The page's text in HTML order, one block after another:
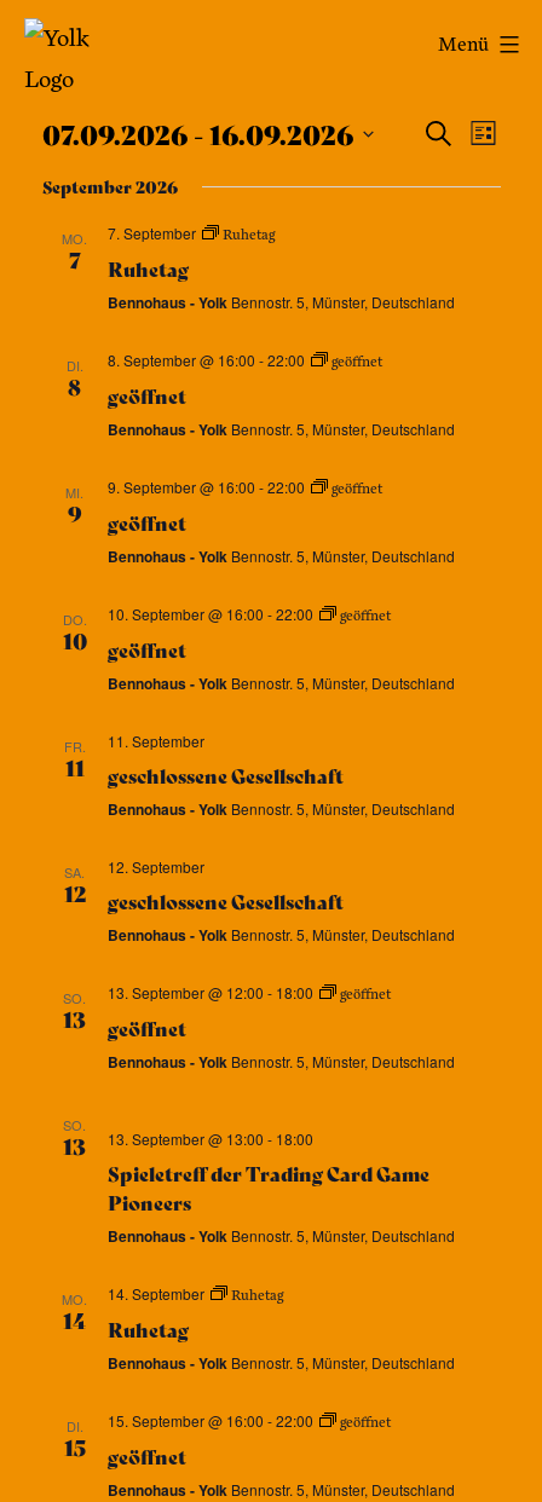
Zum
springen
Yolk
-
Das
Bennohaus
Menü
Suche Liste
07.09.2026 - 16.09.2026
wählen.
September 2026
MO.
7
7. September Ruhetag
Ruhetag
Bennohaus - Yolk Bennostr. 5, Münster, Deutschland
DI.
8
8. September @ 16:00 -22:00 geöffnet
geöffnet
Bennohaus - Yolk Bennostr. 5, Münster, Deutschland
MI.
9
9. September @ 16:00 -22:00 geöffnet
geöffnet
Bennohaus - Yolk Bennostr. 5, Münster, Deutschland
DO.
10
10. September @ 16:00 -22:00 geöffnet
geöffnet
Bennohaus - Yolk Bennostr. 5, Münster, Deutschland
FR.
11
11. September
geschlossene Gesellschaft
Bennohaus - Yolk Bennostr. 5, Münster, Deutschland
SA.
12
12. September
geschlossene Gesellschaft
Bennohaus - Yolk Bennostr. 5, Münster, Deutschland
SO.
13
13. September @ 12:00 - 18:00 geöffnet
geöffnet
Bennohaus - Yolk Bennostr. 5, Münster, Deutschland
SO.
13 13. September @ 13:00 - 18:00
Spieletreff der Trading Card Game
Pioneers
Bennohaus - Yolk Bennostr. 5, Münster, Deutschland
MO.
14
14. September Ruhetag
Ruhetag
Bennohaus - Yolk Bennostr. 5, Münster, Deutschland
DI.
15
15. September @ 16:00 -22:00 geöffnet
geöffnet
Bennohaus - Yolk Bennostr. 5, Münster, Deutschland